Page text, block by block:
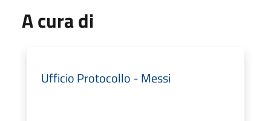
A cura di
Ufficio Protocollo - Messi